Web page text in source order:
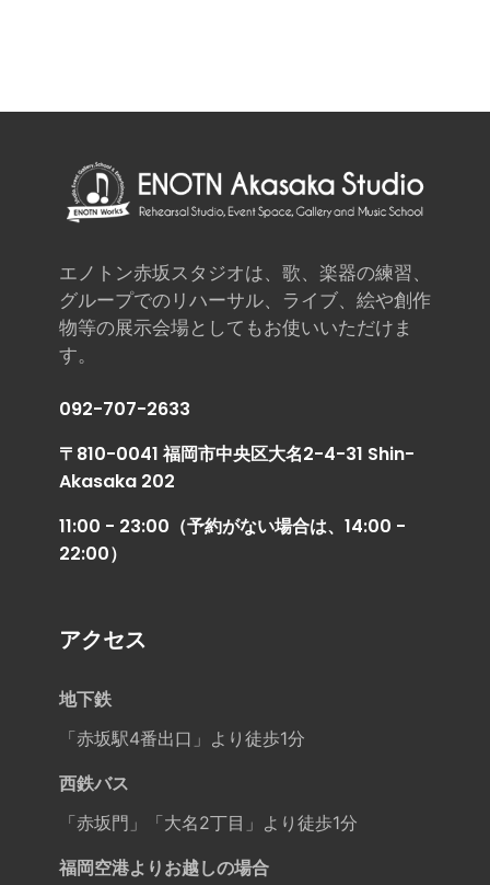
エノトン赤坂スタジオは、歌、楽器の練習、
グループでのリハーサル、ライブ、絵や創作
物等の展示会場としてもお使いいただけま
す。
092-707-2633
〒810-0041 福岡市中央区大名2-4-31 Shin-
Akasaka 202
11:00 - 23:00（予約がない場合は、14:00 -
22:00）
アクセス
地下鉄
「赤坂駅4番出口」より徒歩1分
西鉄バス
「赤坂門」「大名2丁目」より徒歩1分
福岡空港よりお越しの場合